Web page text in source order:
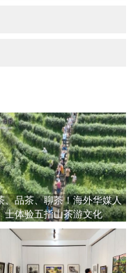
、品茶、聊茶！海外华媒人
士体验五指山茶游文化